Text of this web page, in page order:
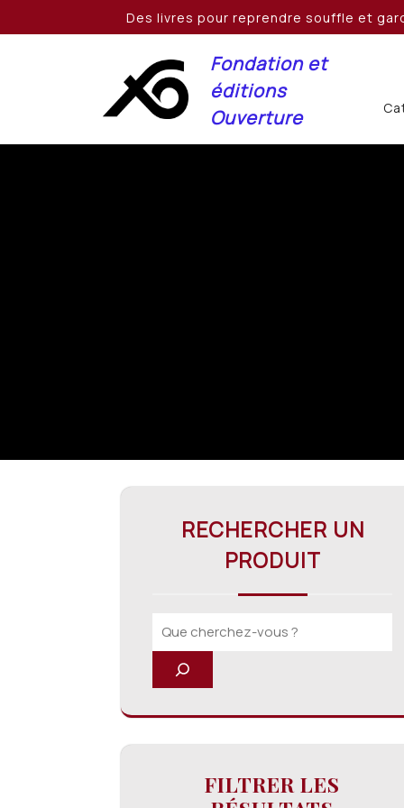
Des livres pour reprendre souffle et
Fondation et
éditions
Ouverture
RECHERCHER UN
PRODUIT
FILTRER LES